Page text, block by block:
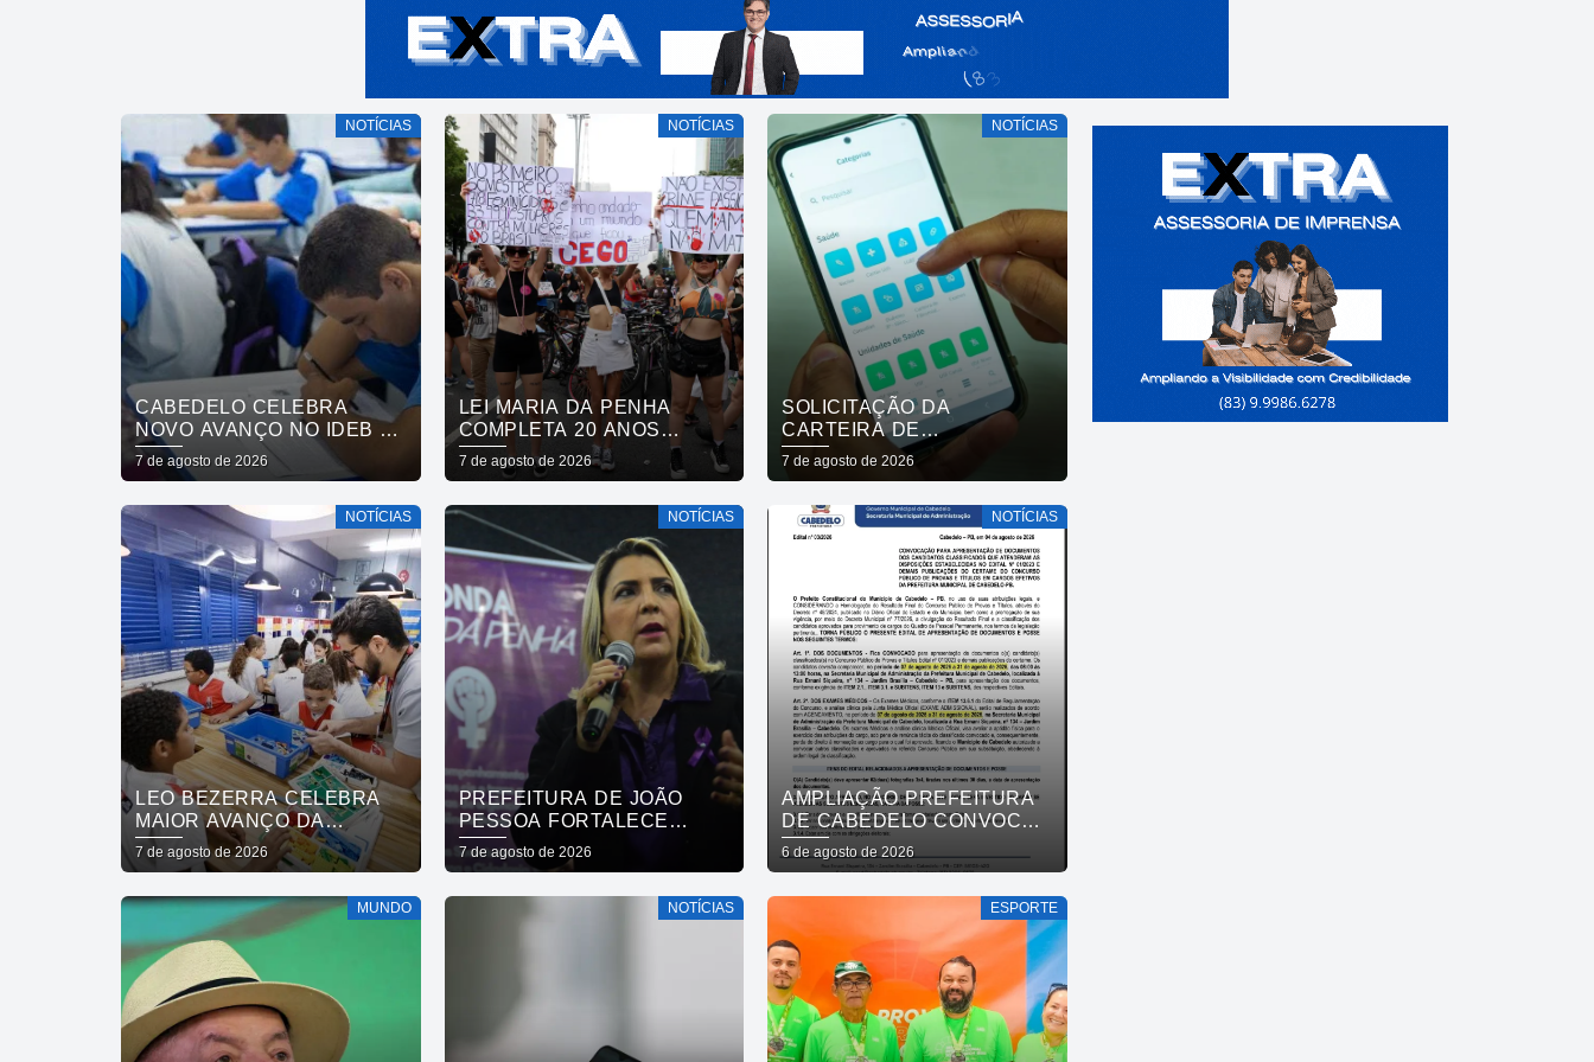
NOTÍCIAS
CABEDELO CELEBRA
NOVO AVANÇO NO IDEB E
CONSOLIDA TRAJETÓRIA
DE CRESCIMENTO NA
7 de agosto de 2026
NOTÍCIAS
LEI MARIA DA PENHA
COMPLETA 20 ANOS
ENTRE AVANÇOS E
DESAFIOS
7 de agosto de 2026
NOTÍCIAS
SOLICITAÇÃO DA
CARTEIRA DE
FIBROMIALGIA PASSA A
SER EXCLUSIVAMENTE
PESSOA NA PALMA DA
MÃO
7 de agosto de 2026
NOTÍCIAS
LEO BEZERRA CELEBRA
MAIOR AVANÇO DA
EDUCAÇÃO DE JOÃO
PESSOA NO IDEB ENTRE
7 de agosto de 2026
NOTÍCIAS
PREFEITURA DE JOÃO
PESSOA FORTALECE
REDE DE PROTEÇÃO ÀS
MULHERES E ENTENDE
7 de agosto de 2026
NOTÍCIAS
AMPLIAÇÃO PREFEITURA
DE CABEDELO CONVOCA
APROVADOS EM
CONCURSO PÚBLICO DA
DOCUMENTOS
6 de agosto de 2026
MUNDO NOTÍCIAS ESPORTE